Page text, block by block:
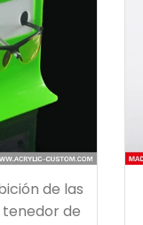
de las
tenedor de